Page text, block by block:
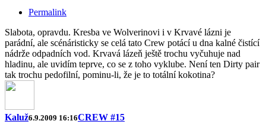
Permalink
Slabota, opravdu. Kresba ve Wolverinovi i v Krvavé lázni je
parádní, ale scénáristicky se celá tato Crew potácí u dna kalné čistící
nádrže odpadních vod. Krvavá lázeň ještě trochu vyčuhuje nad
hladinu, ale uvidím teprve, co se z toho vyklube. Není ten Dirty pair
tak trochu pedofilní, pominu-li, že je to totální kokotina?
Kaluž6.9.2009 16:16CREW #15